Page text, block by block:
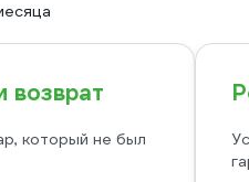
возврат
который не был